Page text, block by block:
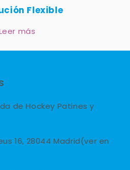
Flexible
más
de Hockey Patines y
16, 28044 Madrid(ver en